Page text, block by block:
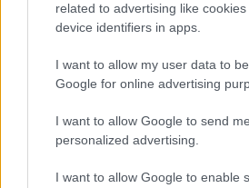
related to advertising like
device identifiers in apps.
I want to allow my user data to
Google for online advertising
I want to allow Google to send me
personalized advertising.
I want to allow Google to enable